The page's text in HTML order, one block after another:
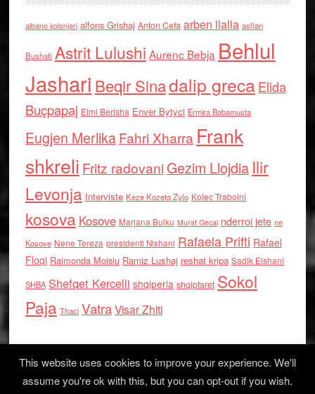
albano kolonjari alfons Grishaj Anton Cefa arben llalla asllan
Bushati Astrit Lulushi Aurenc Bebja Behlul
Jashari Beqir Sinadalip grecaElida
Buçpapaj Elmi Berisha Enver Bytyci Ermira Babamusta
Eugjen MerlikaFahri Xharra Frank
shkreli Fritz radovaniGezim Llojdia Ilir
Levonja Interviste Keze Kozeta Zylo Kolec Traboini
kosova Kosove Marjana Bulku Murat Gecaj nderroi jete ne
Kosove Nene Tereza presidenti Nishani Rafaela Prifti Rafael
Floqi Raimonda Moisiu Ramiz Lushaj reshat kripa Sadik Elshani
SHBA Shefqet Kercelli shqiperia shqiptaret Sokol
Paja Thaci VatraVisar Zhiti
This website uses cookies to improve your experience. We'll
assume you're ok with this, but you can opt-out if you wish.